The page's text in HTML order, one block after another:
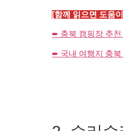
[함께 읽으면 도움
➨ 충북 캠핑장 추천
➨ 국내 여행지 충